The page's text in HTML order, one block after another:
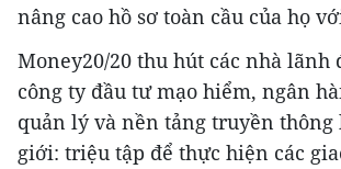
nâng cao hồ sơ toàn cầu của họ
Money20/20 thu hút các nhà lãnh
công ty đầu tư mạo hiểm, ngân
quản lý và nền tảng truyền
giới: triệu tập để thực hiện các